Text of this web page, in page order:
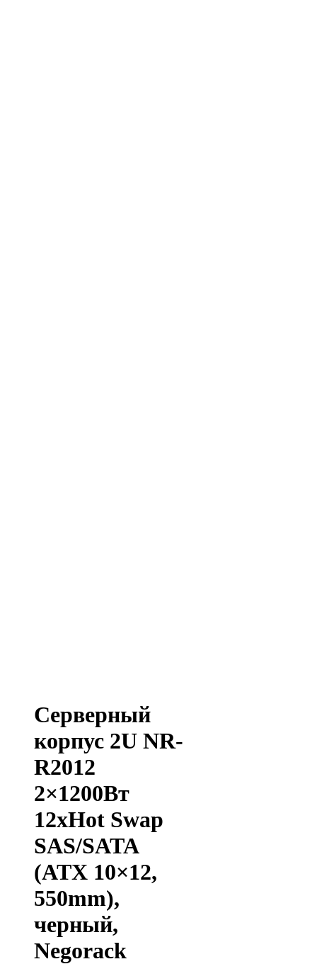
Серверный
корпус 2U NR-
R2012
2×1200Вт
12xHot Swap
SAS/SATA
(ATX 10×12,
550mm),
черный,
Negorack